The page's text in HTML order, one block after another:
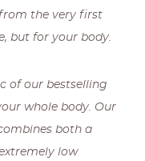
the very first
but for your body.
of our bestselling
whole body. Our
both a
low